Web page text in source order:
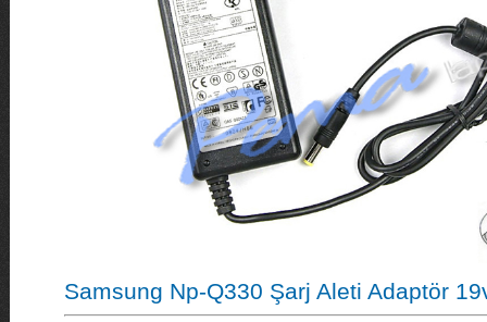
Samsung Np-Q330 Şarj Aleti Adaptör